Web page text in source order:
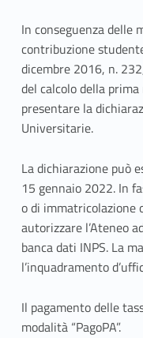
t
.
1
0
–
T
a
s
s
e
In conseguenza delle
contribuzione
dicembre 2016, n.
del calcolo della
presentare la
Universitarie.
La dichiarazione può
15 gennaio 2022. In
o di immatricolazione
autorizzare l’Ateneo
banca dati INPS. La
l’inquadramento
Il pagamento delle
modalità “PagoPA”.